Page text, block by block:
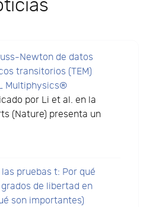
Newton de datos
transitorios (TEM)
Multiphysics®
por Li et al. en la
(Nature) presenta un
pruebas t: Por qué
de libertad en
son importantes)